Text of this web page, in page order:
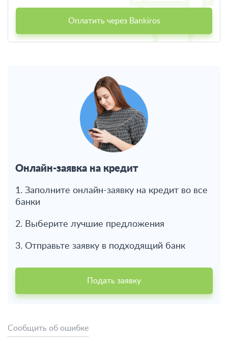
Оплатить через Bankiros
Онлайн-заявка на кредит
1. Заполните онлайн-заявку на кредит во все
банки
2. Выберите лучшие предложения
3. Отправьте заявку в подходящий банк
Подать заявку
Сообщить об ошибке